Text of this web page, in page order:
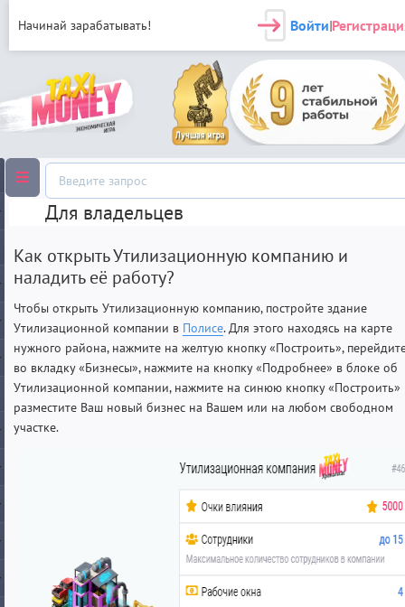
Начинай зарабатывать! Войти|
Для владельцев
Как открыть Утилизационную компанию и
наладить её работу?
Чтобы открыть Утилизационную компанию, постройте здание
Утилизационной компании в Полисе. Для этого находясь на карте
нужного района, нажмите на желтую кнопку «Построить»,
во вкладку «Бизнесы», нажмите на кнопку «Подробнее» в блоке об
Утилизационной компании, нажмите на синюю кнопку «Построить»
разместите Ваш новый бизнес на Вашем или на любом свободном
участке.